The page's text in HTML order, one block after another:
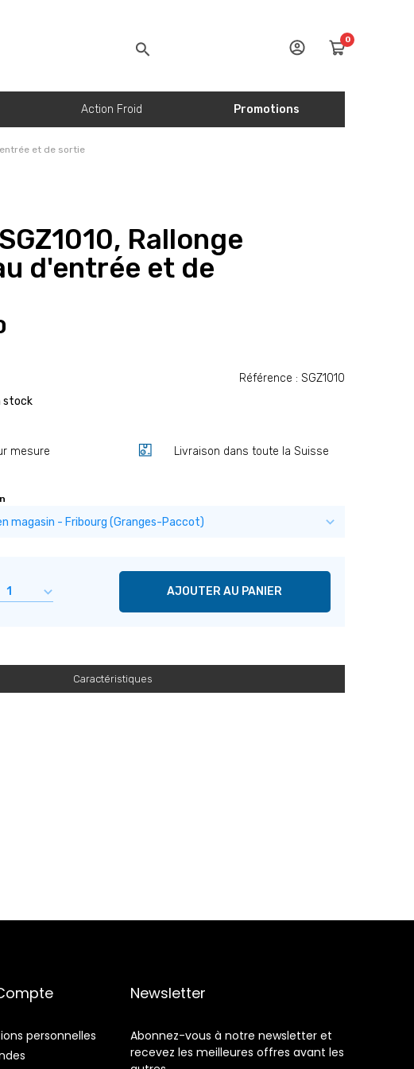
0
Action Froid Promotions
et de sortie
Rallonge
d'entrée et de
Référence : SGZ1010
stock
mesure Livraison dans toute la Suisse
AJOUTER AU PANIER
Caractéristiques
personnelles
Newsletter
Abonnez-vous à notre newsletter et
recevez les meilleures offres avant les